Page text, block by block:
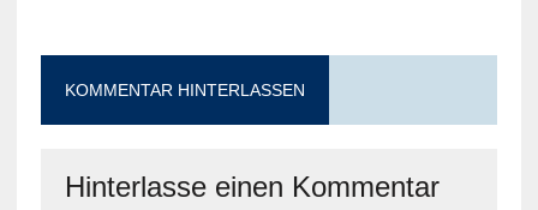
KOMMENTAR HINTERLASSEN
Hinterlasse einen Kommentar